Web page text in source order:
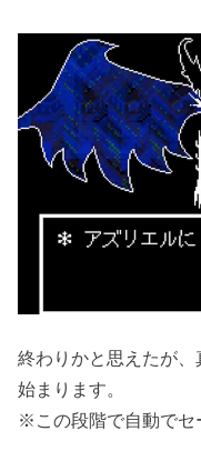
終わりかと思えたが
始まります。
※この段階で自動でセ